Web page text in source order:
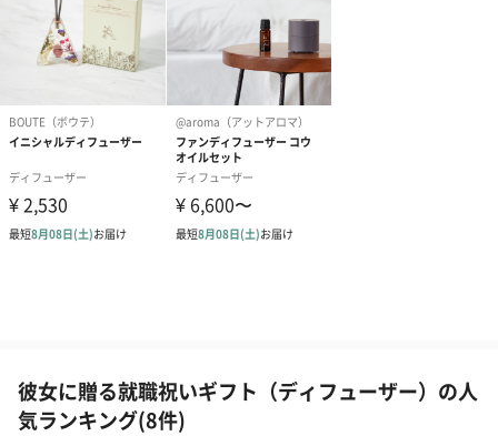
彼女に贈る就職祝いギフト（ディフューザー）の人
気ランキング(8件)